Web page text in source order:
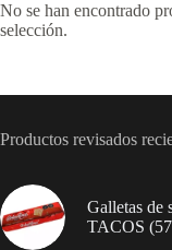
No se han encontrado
selección.
Productos revisados
Galletas
TACOS